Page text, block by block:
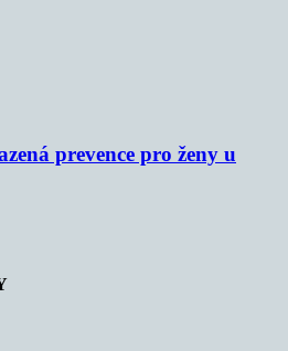
prevence pro ženy u